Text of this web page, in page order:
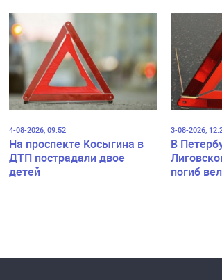
4-08-2026, 09:52
На проспекте Косыгина в
ДТП пострадали двое
детей
3-08-2026,
В
погиб